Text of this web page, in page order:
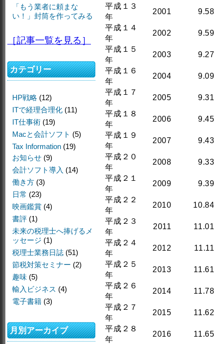
平成１３
年
2001
9.58
平成１４
年
2002
9.59
平成１５
年
2003
9.27
平成１６
年
2004
9.09
平成１７
年
2005
9.31
平成１８
年
2006
9.45
平成１９
年
2007
9.43
平成２０
年
2008
9.33
平成２１
年
2009
9.39
平成２２
年
2010
10.84
平成２３
年
2011
11.01
平成２４
年
2012
11.11
平成２５
年
2013
11.61
平成２６
年
2014
11.78
平成２７
年
2015
11.62
平成２８
年
2016
11.65
「もう業者に頼まな
い！」封筒を作ってみる
［記事一覧を見る］
カテゴリー
HP戦略 (12)
ITで経理合理化 (11)
IT仕事術 (19)
Macと会計ソフト (5)
Tax Information (19)
お知らせ (9)
会計ソフト導入 (14)
働き方 (3)
日常 (23)
映画鑑賞 (4)
書評 (1)
未来の税理士へ捧げるメ
ッセージ (1)
税理士業務日誌 (51)
節税対策セミナー (2)
趣味 (5)
輸入ビジネス (4)
電子書籍 (3)
月別アーカイブ